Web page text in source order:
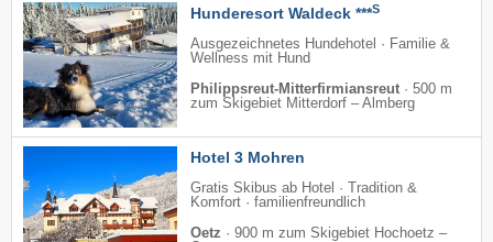
Hunderesort Waldeck ***S
Ausgezeichnetes Hundehotel · Familie &
Wellness mit Hund
Philippsreut-Mitterfirmiansreut · 500 m
zum Skigebiet Mitterdorf – Almberg
Hotel 3 Mohren
Gratis Skibus ab Hotel · Tradition &
Komfort · familienfreundlich
Oetz · 900 m zum Skigebiet Hochoetz –